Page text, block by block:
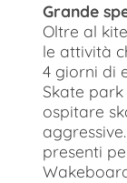
Grande
Oltre al
le attività
4 giorni di
Skate
ospitare
presenti